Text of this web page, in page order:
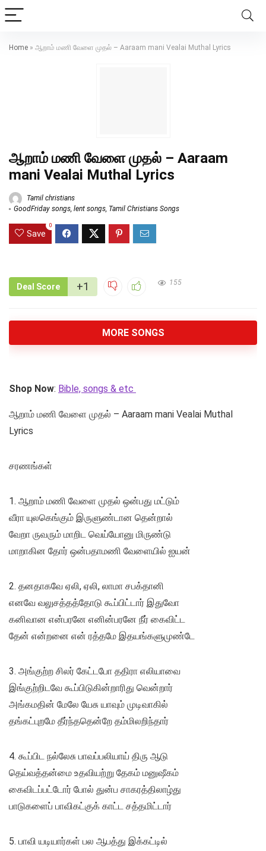
Home » ஆறாம் மணி வேளை முதல் – Aaraam mani Vealai Muthal Lyrics
ஆறாம் மணி வேளை முதல் – Aaraam
mani Vealai Muthal Lyrics
Tamil christians
GoodFriday songs, lent songs, Tamil Christians Songs
Save
0
Deal Score +1 155
MORE SONGS
Shop Now: Bible, songs & etc
ஆறாம் மணி வேளை முதல் – Aaraam mani Vealai Muthal
Lyrics
சரணங்கள்
1. ஆறாம் மணி வேளை முதல் ஒன்பது மட்டும்
வீரா யுலகெங்கும் இருளுண்டான தென்றால்
வேறா ருவரும் மாறிட வெய்யோனு மிருண்டு
மாறாகின தோர் ஒன்பதாமணி வேளையில் ஐயன்
2. தனதாகவே ஏலி, ஏலி, லாமா சபக்தானி
எனவே வலுசத்தத்தோடு கூப்பிட்டார் இதுவோ
கனிவான என்பரனே எனின்பரனே நீர் கைவிட்ட
தேன் என்றனை என் ரத்தமே இதயங்களுமுண்டே
3. அங்குற்ற சிலர் கேட்டபோ ததிரா எலியாவை
இங்குற்றிடவே கூப்பிடுகின்றாரிது வென்றார்
அங்கமதின் மேலே யேசு யாவும் முடிவாகில்
தங்கட்புறமே தீர்ந்ததென்றே தம்மிலறிந்தார்
4. கூப்பிட நல்லேசு பாவப்பலியாய் திரு ஆடு
தெய்வத்தன்மை உதவியற்று தேகம் மனுஷீகம்
கைவிடப்பட்டோர் போல் துன்ப சாகரத்திலாழ்து
பாடுகளைப் பாவிகட்குக் காட்ட சத்தமிட்டார்
5. பாவி யடியார்கள் பல ஆபத்து இக்கட்டில்